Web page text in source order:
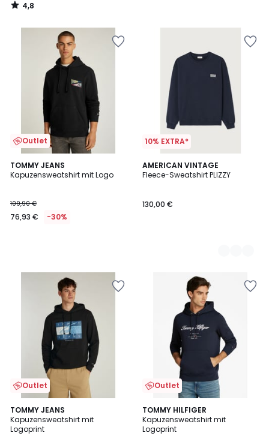
4,8
/
Outlet
TOMMY JEANS
Kapuzensweatshirt mit Logo
109,90 €
76,93 € -30%
10% EXTRA*
AMERICAN VINTAGE
Fleece-Sweatshirt PLIZZY
130,00 €
3
Farben
Outlet
TOMMY JEANS
Kapuzensweatshirt mit
Logoprint
Outlet
TOMMY HILFIGER
Kapuzensweatshirt mit
Logoprint